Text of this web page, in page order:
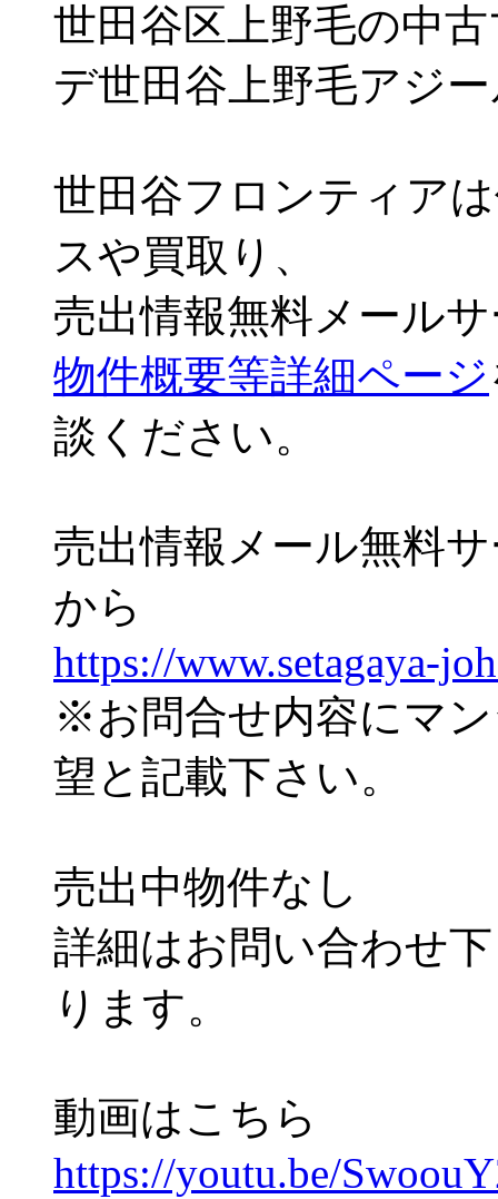
世田谷区上野毛の中
デ世田谷上野毛アジ
世田谷フロンティア
スや買取り、
売出情報無料メール
物件概要等詳細ページ
談ください。
売出情報メール無料
から
https://www.setagaya-
※お問合せ内容にマ
望と記載下さい。
売出中物件なし
詳細はお問い合わせ
ります。
動画はこちら
https://youtu.be/